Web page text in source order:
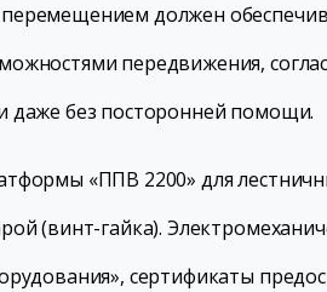
должен
передвижения,
даже без посторонней помощи.
«ППВ 2200» для
(винт-гайка).
сертификаты